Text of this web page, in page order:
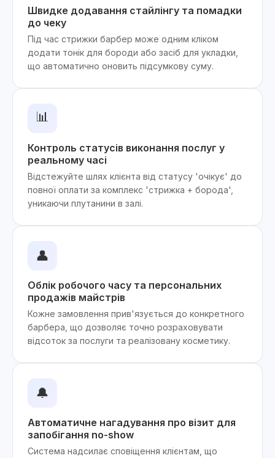
Швидке додавання стайлінгу та помадки
до чеку
Під час стрижки барбер може одним кліком
додати тонік для бороди або засіб для укладки,
що автоматично оновить підсумкову суму.
📊
Контроль статусів виконання послуг у
реальному часі
Відстежуйте шлях клієнта від статусу 'очікує' до
повної оплати за комплекс 'стрижка + борода',
уникаючи плутанини в залі.
👤
Облік робочого часу та персональних
продажів майстрів
Кожне замовлення прив'язується до конкретного
барбера, що дозволяє точно розраховувати
відсоток за послуги та реалізовану косметику.
🔔
Автоматичне нагадування про візит для
запобігання no-show
Система надсилає сповіщення клієнтам, що